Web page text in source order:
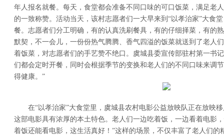
年人报名就餐。每天，食堂都会准备不同口味的可口饭菜，满足老
的一致称赞。活动当天，该村志愿者们一大早来到“以孝治家”大食
餐。志愿者们分工明确，有的认真洗刷餐具，有的仔细择菜，有的
默契，不一会儿，一份份热气腾腾、香气四溢的饭菜就送到了老人
着饭菜，对志愿者们的手艺赞不绝口。虞城县委宣传部驻村第一书
们都会定时开餐，同时会根据季节的变换和老人们的不同口味来调
得健康。”
在“以孝治家”大食堂里，虞城县农村电影公益放映队正在放映移
这部电影具有浓厚的本土特色。老人们一边吃着饭，一边看着电影
着饭还能看电影，这生活真好！”这样的场景，不仅丰富了老人们的